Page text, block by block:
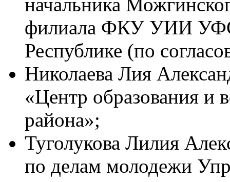
начальника
филиала ФКУ УИИ
Республике (по
Николаева Лия
«Центр образования и
района»;
Туголукова Лилия
по делам молодежи